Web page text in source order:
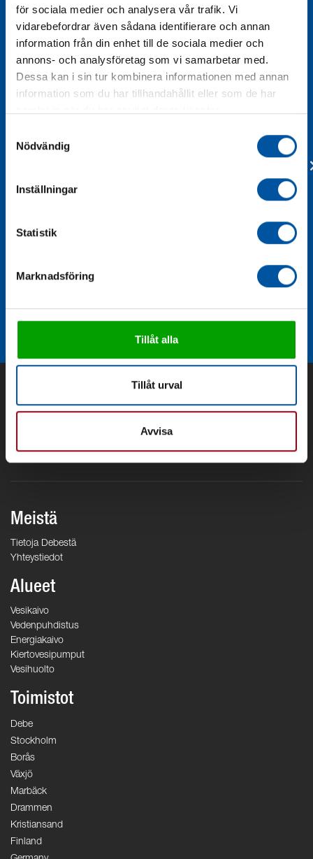
för sociala medier och analysera vår trafik. Vi
vidarebefordrar även sådana identifierare och annan
information från din enhet till de sociala medier och
annons- och analysföretag som vi samarbetar med.
Dessa kan i sin tur kombinera informationen med annan
information som du har tillhandahållit eller som de har
Nödvändig
Inställningar
Statistik
Marknadsföring
Tillåt alla
Tillåt urval
Avvisa
Meistä
Tietoja Debestä
Yhteystiedot
Alueet
Vesikaivo
Vedenpuhdistus
Energiakaivo
Kiertovesipumput
Vesihuolto
Toimistot
Debe
Stockholm
Borås
Växjö
Marbäck
Drammen
Kristiansand
Finland